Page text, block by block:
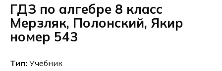
ГДЗ по алгебре 8 класс
Мерзляк, Полонский, Якир
номер 543
Тип: Учебник